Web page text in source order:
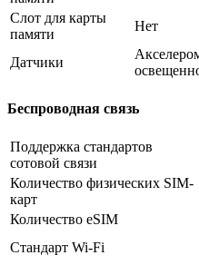
Слот для карты
памяти
Нет
Датчики
Беспроводная связь
Поддержка стандартов
сотовой связи
Количество физических SIM-
карт
Количество eSIM
Стандарт Wi-Fi